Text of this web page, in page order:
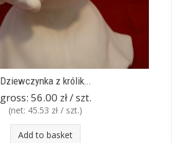
Dziewczynka z królik...
gross: 56.00 zł / szt.
(net: 45.53 zł / szt.)
Add to basket